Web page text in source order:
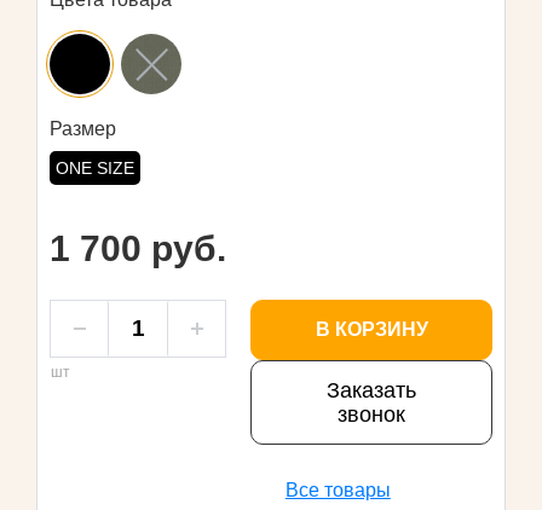
Размер
ONE SIZE
1 700 руб.
шт
В КОРЗИНУ
Заказать
звонок
Все товары